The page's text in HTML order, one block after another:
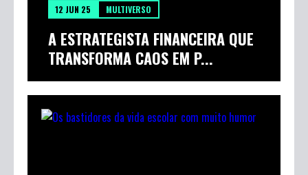
12 JUN 25 MULTIVERSO
A ESTRATEGISTA FINANCEIRA QUE
TRANSFORMA CAOS EM P...